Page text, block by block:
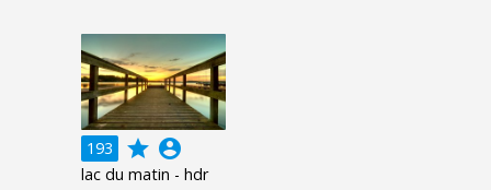
193 grade account_circle
lac du matin - hdr